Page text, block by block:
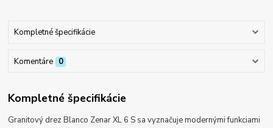
Kompletné špecifikácie
Komentáre 0
Kompletné špecifikácie
Granitový drez Blanco Zenar XL 6 S sa vyznačuje modernými funkciami